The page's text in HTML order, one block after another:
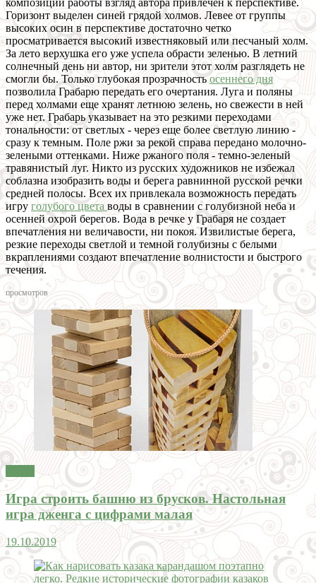
композиции работы взгляд автора привлечен к перспективе.
Горизонт выделен синей грядой холмов. Левее от группы
высоких осин в перспективе достаточно четко
просматривается высокий известняковый или песчаный холм.
За лето верхушка его уже успела обрасти зеленью. В летний
солнечный день ни автор, ни зрители этот холм разглядеть не
смогли бы. Только глубокая прозрачностьосеннего дня
позволила Грабарю передать его очертания. Луга и поляны
перед холмами еще хранят летнюю зелень, но свежести в ней
уже нет. Грабарь указывает на это резкими переходами
тональности: от светлых - через еще более светлую линию -
сразу к темным. Поле ржи за рекой справа передано молочно-
зелеными оттенками. Ниже ржаного поля - темно-зеленый
травянистый луг. Никто из русских художников не избежал
соблазна изобразить воды и берега равнинной русской речки
средней полосы. Всех их привлекала возможность передать
игру голубого цвета воды в сравнении с голубизной неба и
осенней охрой берегов. Вода в речке у Грабаря не создает
впечатления ни величавости, ни покоя. Извилистые берега,
резкие переходы светлой и темной голубизны с белыми
вкраплениями создают впечатление волнистости и быстрого
течения.
просмотров
Игра строить башню из брусков. Настольная
игра дженга с цифрами малая
19.10.2019